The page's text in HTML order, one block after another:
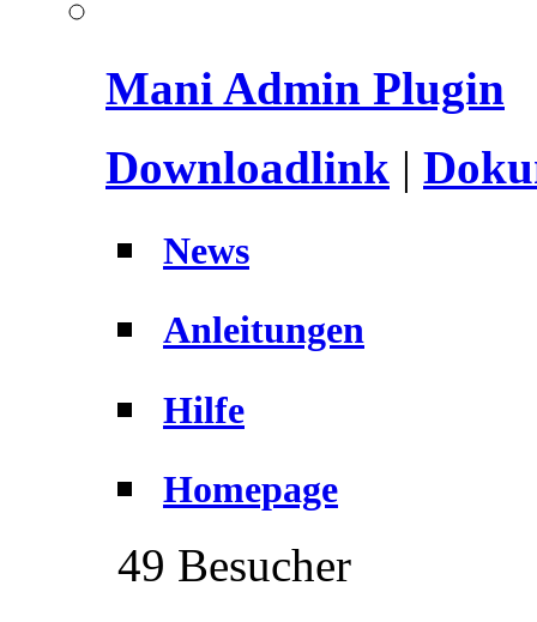
Mani Admin Plugin
Downloadlink |
News
Anleitungen
Hilfe
Homepage
49 Besucher